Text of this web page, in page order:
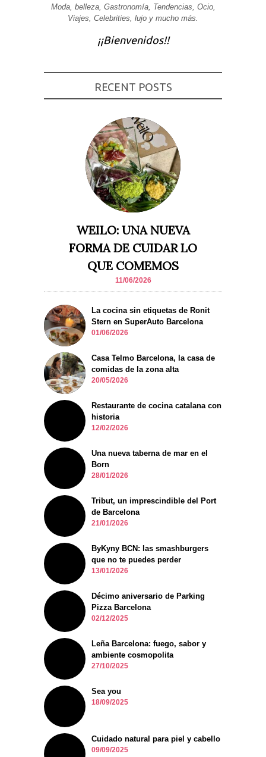
Moda, belleza, Gastronomía, Tendencias, Ocio,
Viajes, Celebrities, lujo y mucho más.
¡¡Bienvenidos!!
RECENT POSTS
WEILO: UNA NUEVA
FORMA DE CUIDAR LO
QUE COMEMOS
11/06/2026
La cocina sin etiquetas de Ronit
Stern en SuperAuto Barcelona
01/06/2026
Casa Telmo Barcelona, la casa de
comidas de la zona alta
20/05/2026
Restaurante de cocina catalana con
historia
12/02/2026
Una nueva taberna de mar en el
Born
28/01/2026
Tribut, un imprescindible del Port
de Barcelona
21/01/2026
ByKyny BCN: las smashburgers
que no te puedes perder
13/01/2026
Décimo aniversario de Parking
Pizza Barcelona
02/12/2025
Leña Barcelona: fuego, sabor y
ambiente cosmopolita
27/10/2025
Sea you
18/09/2025
Cuidado natural para piel y cabello
09/09/2025
nuestro sitio,